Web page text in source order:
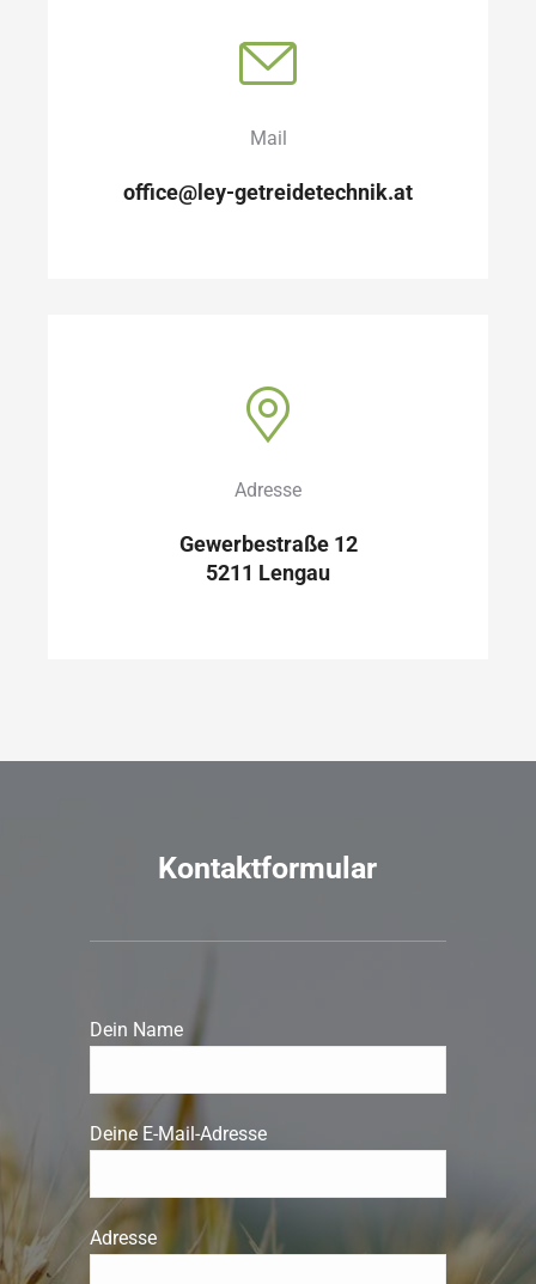
Mail
office@ley-getreidetechnik.at
Adresse
Gewerbestraße 12
5211 Lengau
Kontaktformular
Dein Name
Deine E-Mail-Adresse
Adresse